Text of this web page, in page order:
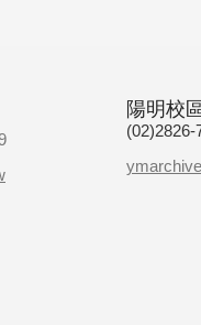
陽明校
(02)2826-